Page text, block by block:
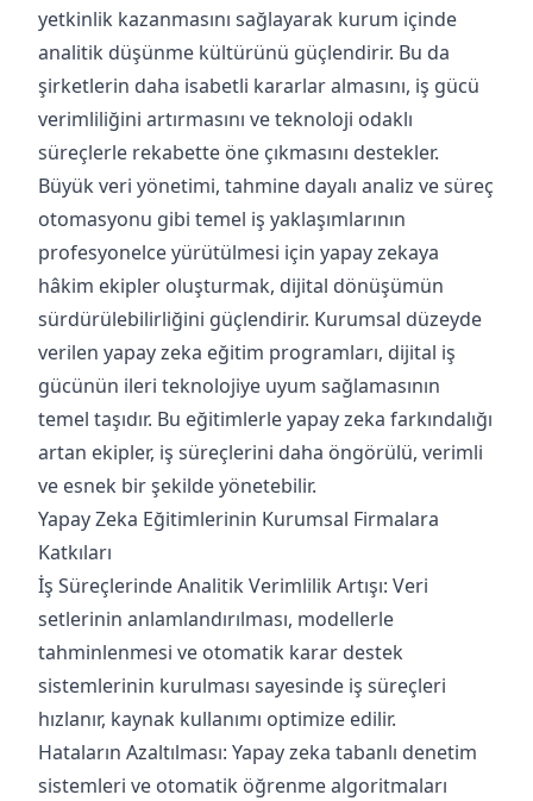
yetkinlik kazanmasını sağlayarak kurum içinde
analitik düşünme kültürünü güçlendirir. Bu da
şirketlerin daha isabetli kararlar almasını, iş gücü
verimliliğini artırmasını ve teknoloji odaklı
süreçlerle rekabette öne çıkmasını destekler.
Büyük veri yönetimi, tahmine dayalı analiz ve süreç
otomasyonu gibi temel iş yaklaşımlarının
profesyonelce yürütülmesi için yapay zekaya
hâkim ekipler oluşturmak, dijital dönüşümün
sürdürülebilirliğini güçlendirir. Kurumsal düzeyde
verilen yapay zeka eğitim programları, dijital iş
gücünün ileri teknolojiye uyum sağlamasının
temel taşıdır. Bu eğitimlerle yapay zeka farkındalığı
artan ekipler, iş süreçlerini daha öngörülü, verimli
ve esnek bir şekilde yönetebilir.
Yapay Zeka Eğitimlerinin Kurumsal Firmalara
Katkıları
İş Süreçlerinde Analitik Verimlilik Artışı: Veri
setlerinin anlamlandırılması, modellerle
tahminlenmesi ve otomatik karar destek
sistemlerinin kurulması sayesinde iş süreçleri
hızlanır, kaynak kullanımı optimize edilir.
Hataların Azaltılması: Yapay zeka tabanlı denetim
sistemleri ve otomatik öğrenme algoritmaları